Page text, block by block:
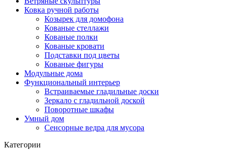
Ковка ручной работы
Козырек для домофона
Кованые стеллажи
Кованые полки
Кованые кровати
Подставки под цветы
Кованые фигуры
Модульные дома
Функциональный интерьер
Встраиваемые гладильные доски
Зеркало с гладильной доской
Поворотные шкафы
Умный дом
Сенсорные ведра для мусора
Категории